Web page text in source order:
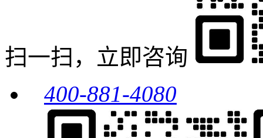
扫一扫，立即咨询
400-881-4080